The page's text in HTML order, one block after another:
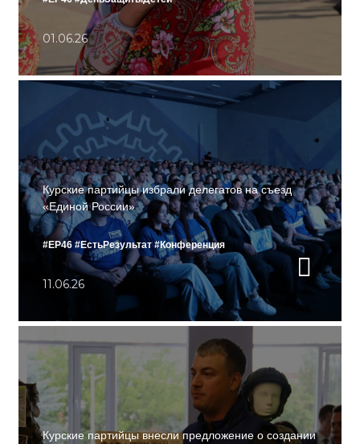
01.06.26
Курские партийцы избрали делегатов на съезд
«Единой России»
#ЕР46 #ЕстьРезультат #Конференция
11.06.26
Курские партийцы внесли предложение о создании